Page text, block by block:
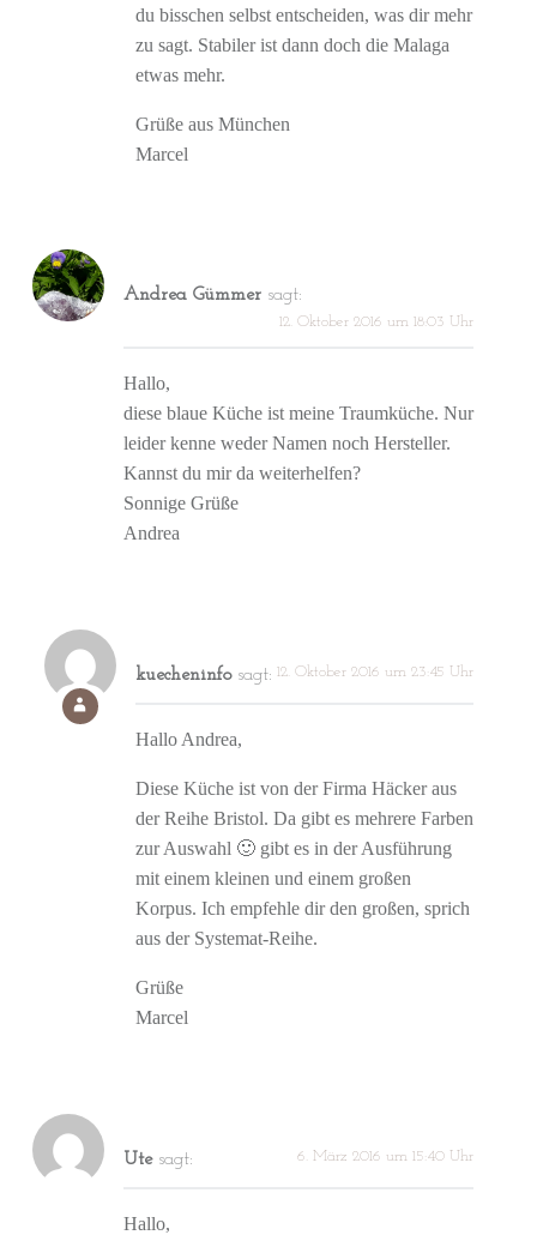
du bisschen selbst entscheiden, was dir mehr
zu sagt. Stabiler ist dann doch die Malaga
etwas mehr.
Grüße aus München
Marcel
Andrea Gümmer sagt:
12. Oktober 2016 um 18:03 Uhr
Hallo,
diese blaue Küche ist meine Traumküche. Nur
leider kenne weder Namen noch Hersteller.
Kannst du mir da weiterhelfen?
Sonnige Grüße
Andrea
kuecheninfo sagt: 12. Oktober 2016 um 23:45 Uhr
Hallo Andrea,
Diese Küche ist von der Firma Häcker aus
der Reihe Bristol. Da gibt es mehrere Farben
zur Auswahl 🙂 gibt es in der Ausführung
mit einem kleinen und einem großen
Korpus. Ich empfehle dir den großen, sprich
aus der Systemat-Reihe.
Grüße
Marcel
Ute sagt: 6. März 2016 um 15:40 Uhr
Hallo,